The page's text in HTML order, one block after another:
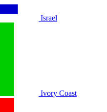
Israel
Ivory Coast